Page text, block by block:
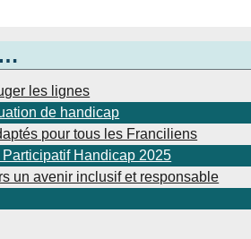
les lignes
de handicap
pour tous les Franciliens
Handicap 2025
un avenir inclusif et responsable